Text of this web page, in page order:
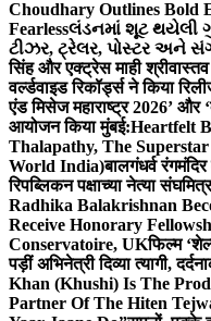
Choudhary Outlines Bold
Fearlessલંડનમાં શૂટ થયેલી
ટીઝર, ટ્રેલર, પોસ્ટર અને
सिंह और एक्ट्रेस माही श्रीवास्तव
वर्ल्डवाइड रिकॉर्ड्स ने किया
एंड मिसेज महाराष्ट्र 2026’ और
आयोजन किया मुंबई:Heartfelt
Thalapathy, The
World India)बालगंधर्व रंगमंदिर
रिपब्लिकन पक्षाच्या नेत्या
Radhika Balakrishnan
Receive Honorary
Conservatoire, UKफिल्म
पड़ीं अभिनेत्री दिव्या त्यागी,
Khan (Khushi) Is The
Partner Of The Hiten